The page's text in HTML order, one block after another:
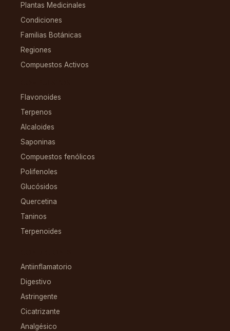
Plantas Medicinales
Condiciones
Familias Botánicas
Regiones
Compuestos Activos
Flavonoides
Terpenos
Alcaloides
Saponinas
Compuestos fenólicos
Polifenoles
Glucósidos
Quercetina
Taninos
Terpenoides
Antiinflamatorio
Digestivo
Astringente
Cicatrizante
Analgésico